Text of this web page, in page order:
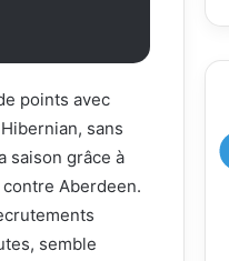
points avec
sans
saison grâce à
Aberdeen.
semble